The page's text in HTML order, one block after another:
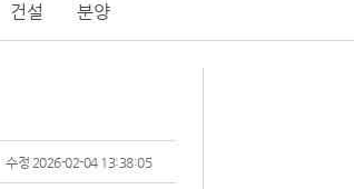
건설 분양
수정 2026-02-04 13:38:05